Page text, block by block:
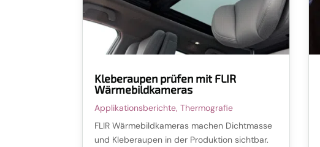
Kleberaupen prüfen mit FLIR
Wärmebildkameras
Applikationsberichte,Thermografie
FLIR Wärmebildkameras machen Dichtmasse
und Kleberaupen in der Produktion sichtbar.